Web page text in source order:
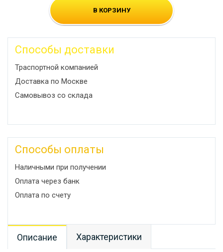
В КОРЗИНУ
Способы доставки
Траспортной компанией
Доставка по Москве
Самовывоз со склада
Способы оплаты
Наличными при получении
Оплата через банк
Оплата по счету
Описание Характеристики